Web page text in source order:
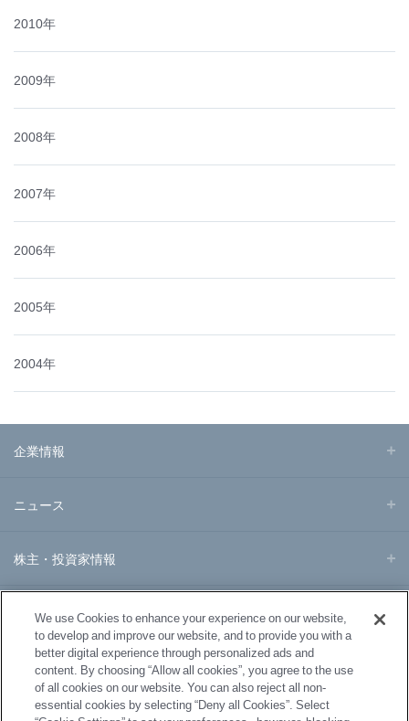
2010年
2009年
2008年
2007年
2006年
2005年
2004年
企業情報
ニュース
株主・投資家情報
事業・製品
研究開発
We use Cookies to enhance your experience on our website,
to develop and improve our website, and to provide you with a
better digital experience through personalized ads and
content. By choosing “Allow all cookies”, you agree to the use
of all cookies on our website. You can also reject all non-
essential cookies by selecting “Deny all Cookies”. Select